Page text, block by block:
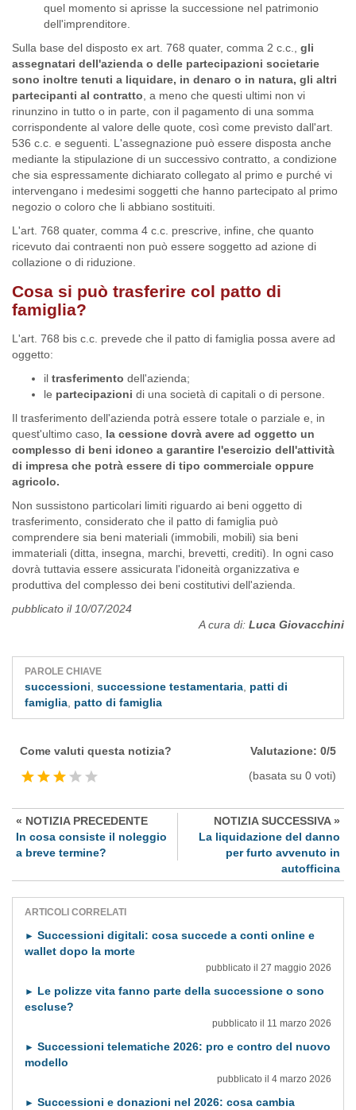
quel momento si aprisse la successione nel patrimonio
dell'imprenditore.
Sulla base del disposto ex art. 768 quater, comma 2 c.c.,
gli
assegnatari dell'azienda o delle partecipazioni societarie
sono inoltre tenuti a liquidare, in denaro o in natura, gli altri
partecipanti al contratto , a meno che questi ultimi non vi
rinunzino in tutto o in parte, con il pagamento di una somma
corrispondente al valore delle quote, così come previsto dall'art.
536 c.c. e seguenti. L'assegnazione può essere disposta anche
mediante la stipulazione di un successivo contratto, a condizione
che sia espressamente dichiarato collegato al primo e purché vi
intervengano i medesimi soggetti che hanno partecipato al primo
negozio o coloro che li abbiano sostituiti.
L'art. 768 quater, comma 4 c.c. prescrive, infine, che quanto
ricevuto dai contraenti non può essere soggetto ad azione di
collazione o di riduzione.
Cosa si può trasferire col patto di
famiglia?
L'art. 768 bis c.c. prevede che il patto di famiglia possa avere ad
oggetto:
il trasferimento dell'azienda;
le partecipazioni di una società di capitali o di persone.
Il trasferimento dell'azienda potrà essere totale o parziale e, in
quest'ultimo caso, la cessione dovrà avere ad oggetto un
complesso di beni idoneo a garantire l'esercizio dell'attività
di impresa che potrà essere di tipo commerciale oppure
agricolo.
Non sussistono particolari limiti riguardo ai beni oggetto di
trasferimento, considerato che il patto di famiglia può
comprendere sia beni materiali (immobili, mobili) sia beni
immateriali (ditta, insegna, marchi, brevetti, crediti). In ogni caso
dovrà tuttavia essere assicurata l'idoneità organizzativa e
produttiva del complesso dei beni costitutivi dell'azienda.
pubblicato il 10/07/2024
A cura di: Luca Giovacchini
PAROLE CHIAVE
successioni successione testamentaria patti di
famiglia patto di famiglia
Come valuti questa notizia?
Valutazione: 0/5
(basata su 0 voti)
« NOTIZIA PRECEDENTE
In cosa consiste il noleggio
a breve termine?
NOTIZIA SUCCESSIVA »
La liquidazione del danno
per furto avvenuto in
autofficina
ARTICOLI CORRELATI
► Successioni digitali: cosa succede a conti online e
wallet dopo la morte
pubblicato il 27 maggio 2026
► Le polizze vita fanno parte della successione o sono
escluse?
pubblicato il 11 marzo 2026
► Successioni telematiche 2026: pro e contro del nuovo
modello
pubblicato il 4 marzo 2026
► Successioni e donazioni nel 2026: cosa cambia